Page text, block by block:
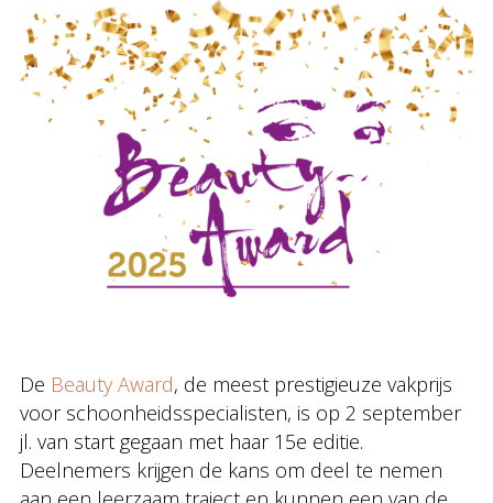
De Beauty Award, de meest prestigieuze vakprijs
voor schoonheidsspecialisten, is op 2 september
jl. van start gegaan met haar 15e editie.
Deelnemers krijgen de kans om deel te nemen